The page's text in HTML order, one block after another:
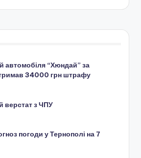
автомобіля “Хюндай” за
34000 грн штрафу
верстат з ЧПУ
погоди у Тернополі на 7